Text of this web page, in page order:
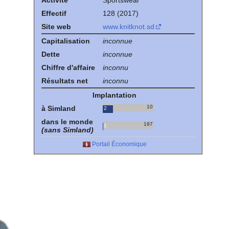
Effectif
128 (2017)
Site web
www.knitknot.sd
Capitalisation
inconnue
Dette
inconnue
Chiffre d'affaire
inconnu
Résultats net
inconnu
Implantation
à Simland
2 10
dans le monde
(sans Simland)
1 197
Portail Économique